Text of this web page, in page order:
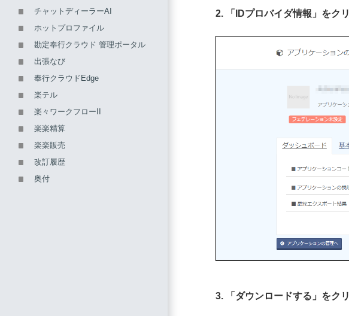
2. 「IDプロバイダ情報」をク
3. 「ダウンロードする」をク
チャットディーラーAI
ホットプロファイル
勘定奉行クラウド 管理ポータル
出張なび
奉行クラウドEdge
楽テル
楽々ワークフローII
楽楽精算
楽楽販売
改訂履歴
奥付